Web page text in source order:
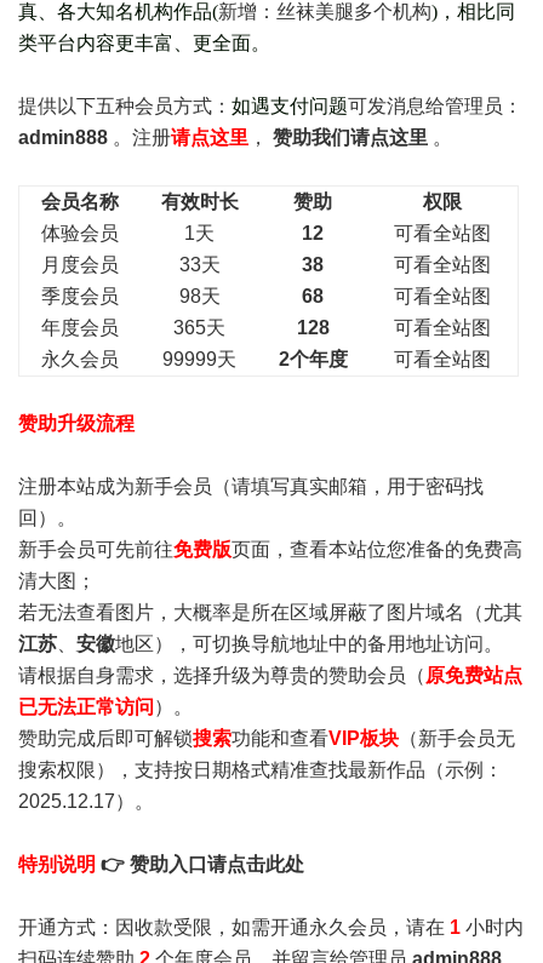
真、各大知名机构作品(新增：丝袜美腿多个机构)，相比同
类平台内容更丰富、更全面。
提供以下五种会员方式： 如遇支付问题可发消息给管理员：
admin888 。注册请点这里 ， 赞助我们请点这里 。
会员名称 有效时长 赞助
权限
体验会员
1天 12
可看全站图
月度会员
33天 38
可看全站图
季度会员
98天 68
可看全站图
年度会员
365天 128
可看全站图
永久会员
99999天 2个年度 可看全站图
赞助升级流程
注册本站成为新手会员 （请填写真实邮箱，用于密码找
回）。
新手会员可先前往免费版页面，查看本站位您准备的免费高
清大图；
若无法查看图片，大概率是所在区域屏蔽了图片域名（尤其
江苏
安徽地区），可切换导航地址中的备用地址访问。
请根据自身需求，选择升级为尊贵的赞助会员（ 原免费站点
已无法正常访问 ）。
赞助完成后即可解锁搜索功能和查看VIP板块 （新手会员无
搜索权限），支持按日期格式精准查找最新作品（示例：
2025.12.17）。
特别说明 👉 赞助入口请点击此处
开通方式：因收款受限，如需开通永久会员，请在 1 小时内
扫码连续赞助 2 个年度会员，并留言给管理员 admin888